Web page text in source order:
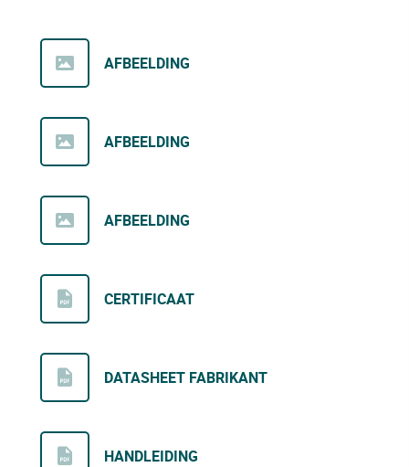
AFBEELDING
AFBEELDING
AFBEELDING
CERTIFICAAT
DATASHEET FABRIKANT
HANDLEIDING